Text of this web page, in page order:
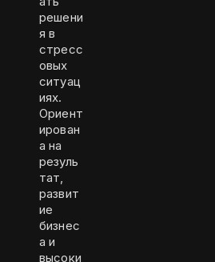
решени
я в
стресс
овых
ситуац
иях.
Ориент
ирован
а на
резуль
тат,
развит
ие
бизнес
а и
высоки